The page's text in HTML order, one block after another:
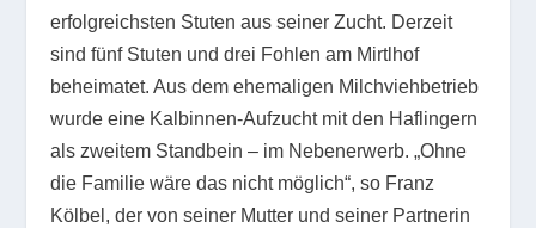
erfolgreichsten Stuten aus seiner Zucht. Derzeit
sind fünf Stuten und drei Fohlen am Mirtlhof
beheimatet. Aus dem ehemaligen Milchviehbetrieb
wurde eine Kalbinnen-Aufzucht mit den Haflingern
als zweitem Standbein – im Nebenerwerb. „Ohne
die Familie wäre das nicht möglich“, so Franz
Kölbel, der von seiner Mutter und seiner Partnerin